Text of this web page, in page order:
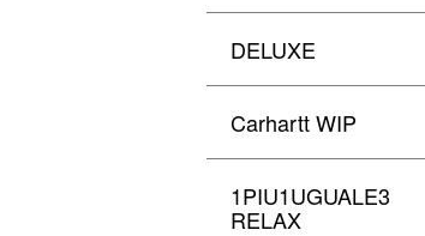
DELUXE
Carhartt WIP
1PIU1UGUALE3
RELAX